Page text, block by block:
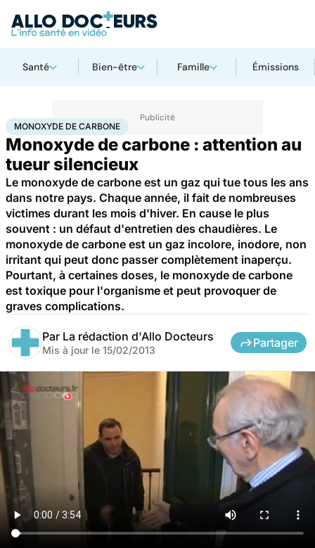
Santé Bien-être Famille Émissions
AccueilSanté Monoxyde de carbone
MONOXYDE DE CARBONE
Monoxyde de carbone : attention au
tueur silencieux
Le monoxyde de carbone est un gaz qui tue tous les ans
dans notre pays. Chaque année, il fait de nombreuses
victimes durant les mois d'hiver. En cause le plus
souvent : un défaut d'entretien des chaudières. Le
monoxyde de carbone est un gaz incolore, inodore, non
irritant qui peut donc passer complètement inaperçu.
Pourtant, à certaines doses, le monoxyde de carbone
est toxique pour l'organisme et peut provoquer de
graves complications.
Par La rédaction d'Allo Docteurs
Mis à jour le 15/02/2013
Partager